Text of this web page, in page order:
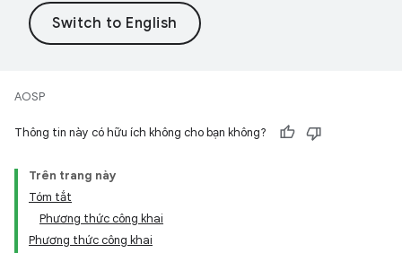
AOSP
Thông tin này có hữu ích không cho bạn không?
Trên trang này
Tóm tắt
Phương thức công khai
Phương thức công khai